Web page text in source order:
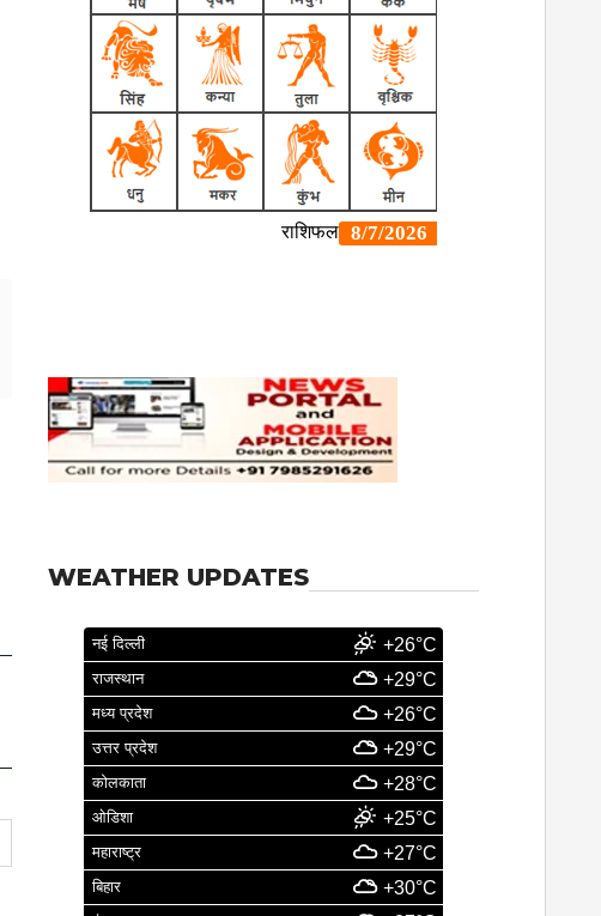
WEATHER UPDATES
नई दिल्ली +26°C
राजस्थान +29°C
मध्य प्रदेश +26°C
उत्तर प्रदेश +29°C
कोलकाता +28°C
ओडिशा +25°C
महाराष्ट्र +27°C
बिहार +30°C